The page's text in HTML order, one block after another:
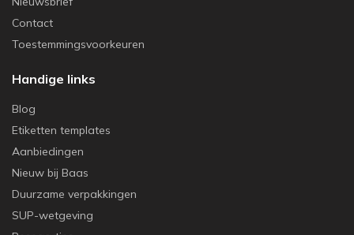
Contact
Toestemmingsvoorkeuren
Handige links
Blog
Etiketten templates
Aanbiedingen
Nieuw bij Baas
Duurzame verpakkingen
SUP-wetgeving